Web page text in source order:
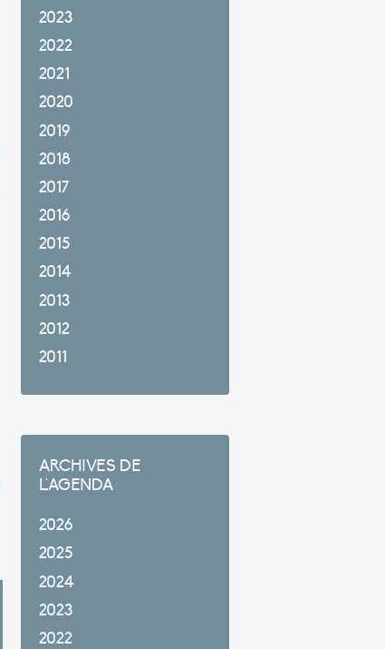
2023
2022
2021
2020
2019
2018
2017
2016
2015
2014
2013
2012
2011
ARCHIVES DE
L'AGENDA
2026
2025
2024
2023
2022